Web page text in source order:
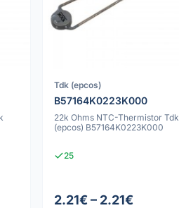
Tdk (epcos)
B57164K0223K000
22k Ohms NTC-Thermistor Tdk
(epcos) B57164K0223K000
25
2.21€ – 2.21€